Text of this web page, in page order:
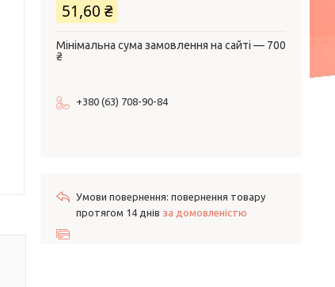
51,60 ₴
Мінімальна сума замовлення на сайті — 700
₴
+380 (63) 708-90-84
повернення товару
протягом 14 днів за домовленістю